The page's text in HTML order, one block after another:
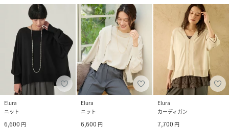
Elura
ニット
6,600 円
Elura
ニット
6,600 円
Elura
カーディガン
7,700 円